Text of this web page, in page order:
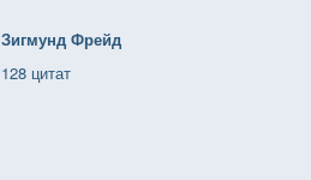
Зигмунд Фрейд
128 цитат